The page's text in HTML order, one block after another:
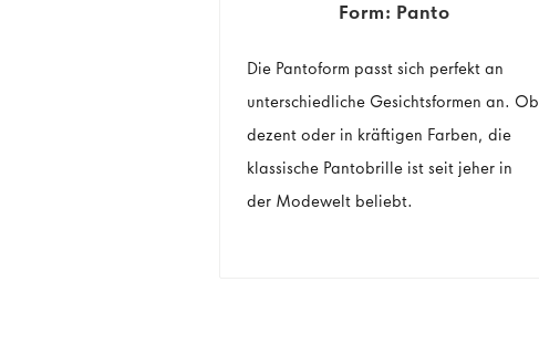
Form: Panto
Die Pantoform passt sich perfekt an
unterschiedliche Gesichtsformen an. Ob
dezent oder in kräftigen Farben, die
klassische Pantobrille ist seit jeher in
der Modewelt beliebt.